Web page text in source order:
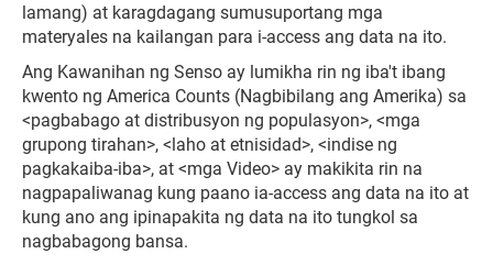
lamang) at karagdagang sumusuportang mga
materyales na kailangan para i-access ang data na ito.
Ang Kawanihan ng Senso ay lumikha rin ng iba't ibang
kwento ng America Counts (Nagbibilang ang Amerika) sa
<pagbabago at distribusyon ng populasyon>, <mga
grupong tirahan>, <laho at etnisidad>, <indise ng
pagkakaiba-iba>, at <mga Video> ay makikita rin na
nagpapaliwanag kung paano ia-access ang data na ito at
kung ano ang ipinapakita ng data na ito tungkol sa
nagbabagong bansa.